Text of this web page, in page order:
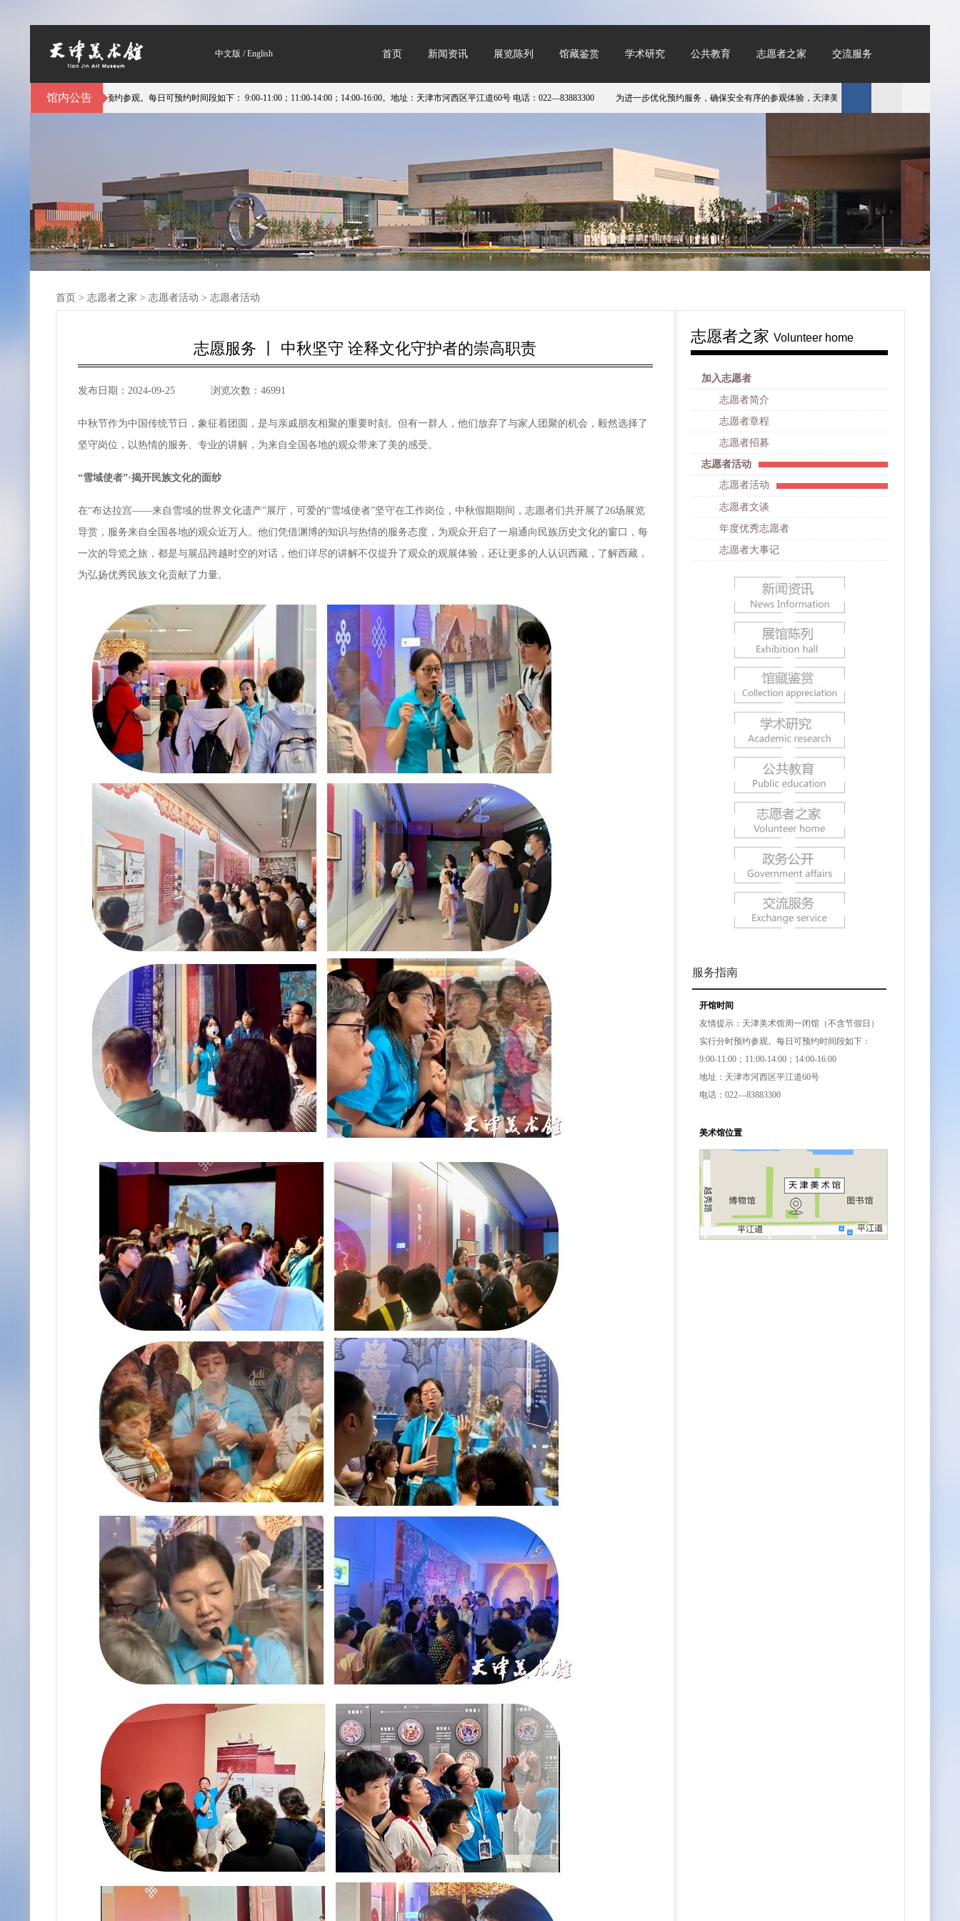
中文版 /English 首页 新闻资讯 展览陈列 馆藏鉴赏 学术研究 公共教育 志愿者之家 交流服务
馆内公告
） 实行分时预约参观。每日可预约时间段如下： 9:00-11:00；11:00-14:00；14:00-16:00。地址：天津市河西区平江道60号 电话：022—83883300 为进一步优化预约服务，确保安全有序的参观体验，天津美术馆自3月6日起对预约参观系统进行升级
首页 > 志愿者之家 > 志愿者活动 > 志愿者活动
志愿服务 丨 中秋坚守 诠释文化守护者的崇高职责
发布日期： 2024-09-25 浏览次数： 46991
中秋节作为中国传统节日，象征着团圆，是与亲戚朋友相聚的重要时刻。但有一群人，他们放弃了与家人团聚的机会，毅然选择了
坚守岗位，以热情的服务、专业的讲解，为来自全国各地的观众带来了美的感受。
“雪域使者”·揭开民族文化的面纱
在“布达拉宫——来自雪域的世界文化遗产”展厅，可爱的“雪域使者”坚守在工作岗位，中秋假期期间，志愿者们共开展了26场展览
导赏，服务来自全国各地的观众近万人。他们凭借渊博的知识与热情的服务态度，为观众开启了一扇通向民族历史文化的窗口，每
一次的导览之旅，都是与展品跨越时空的对话，他们详尽的讲解不仅提升了观众的观展体验，还让更多的人认识西藏，了解西藏，
为弘扬优秀民族文化贡献了力量。
志愿者之家 Volunteer home
加入志愿者
志愿者简介
志愿者章程
志愿者招募
志愿者活动
志愿者活动
志愿者文谈
年度优秀志愿者
志愿者大事记
服务指南
开馆时间
友情提示：天津美术馆周一闭馆（不含节假日）
实行分时预约参观。每日可预约时间段如下：
9:00-11:00；11:00-14:00；14:00-16:00
地址：天津市河西区平江道60号
电话：022—83883300
美术馆位置